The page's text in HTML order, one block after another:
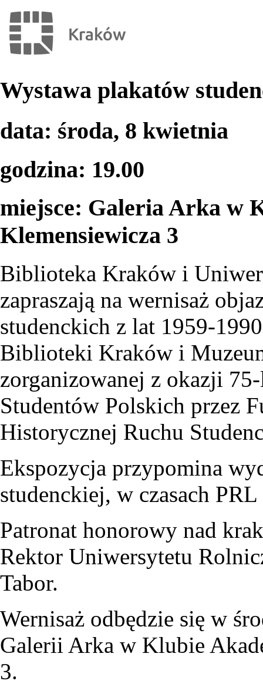
Wystawa plakatów
data: środa, 8 kwietnia
godzina: 19.00
miejsce: Galeria Arka w
Klemensiewicza 3
Biblioteka Kraków i
zapraszają na wernisaż
studenckich z lat 1959-
Biblioteki Kraków i
zorganizowanej z okazji
Studentów Polskich przez
Historycznej Ruchu
Ekspozycja przypomina
studenckiej, w czasach
Patronat honorowy nad
Rektor Uniwersytetu
Tabor.
Wernisaż odbędzie się w
Galerii Arka w Klubie
3.